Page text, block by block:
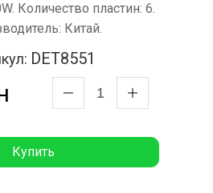
Количество пластин: 6.
Китай.
DET8551
Купить